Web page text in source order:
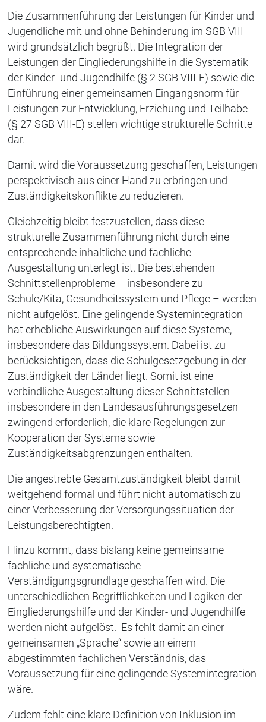
Die Zusammenführung der Leistungen für Kinder und
Jugendliche mit und ohne Behinderung im SGB VIII
wird grundsätzlich begrüßt. Die Integration der
Leistungen der Eingliederungshilfe in die Systematik
der Kinder- und Jugendhilfe (§ 2 SGB VIII-E) sowie die
Einführung einer gemeinsamen Eingangsnorm für
Leistungen zur Entwicklung, Erziehung und Teilhabe
(§ 27 SGB VIII-E) stellen wichtige strukturelle Schritte
dar.
Damit wird die Voraussetzung geschaffen, Leistungen
perspektivisch aus einer Hand zu erbringen und
Zuständigkeitskonflikte zu reduzieren.
Gleichzeitig bleibt festzustellen, dass diese
strukturelle Zusammenführung nicht durch eine
entsprechende inhaltliche und fachliche
Ausgestaltung unterlegt ist. Die bestehenden
Schnittstellenprobleme – insbesondere zu
Schule/Kita, Gesundheitssystem und Pflege – werden
nicht aufgelöst. Eine gelingende Systemintegration
hat erhebliche Auswirkungen auf diese Systeme,
insbesondere das Bildungssystem. Dabei ist zu
berücksichtigen, dass die Schulgesetzgebung in der
Zuständigkeit der Länder liegt. Somit ist eine
verbindliche Ausgestaltung dieser Schnittstellen
insbesondere in den Landesausführungsgesetzen
zwingend erforderlich, die klare Regelungen zur
Kooperation der Systeme sowie
Zuständigkeitsabgrenzungen enthalten.
Die angestrebte Gesamtzuständigkeit bleibt damit
weitgehend formal und führt nicht automatisch zu
einer Verbesserung der Versorgungssituation der
Leistungsberechtigten.
Hinzu kommt, dass bislang keine gemeinsame
fachliche und systematische
Verständigungsgrundlage geschaffen wird. Die
unterschiedlichen Begrifflichkeiten und Logiken der
Eingliederungshilfe und der Kinder- und Jugendhilfe
werden nicht aufgelöst. Es fehlt damit an einer
gemeinsamen „Sprache“ sowie an einem
abgestimmten fachlichen Verständnis, das
Voraussetzung für eine gelingende Systemintegration
wäre.
Zudem fehlt eine klare Definition von Inklusion im